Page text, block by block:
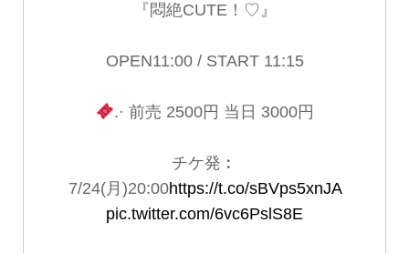
『悶絶CUTE！♡』
OPEN11:00 / START 11:15
.· 前売 2500円 当日 3000円
チケ発︰
7/24(月)20:00https://t.co/sBVps5xnJA
pic.twitter.com/6vc6PslS8E